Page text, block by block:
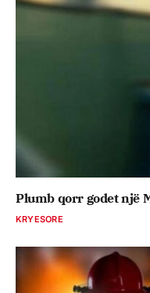
Plumb qorr godet një
KRYESORE